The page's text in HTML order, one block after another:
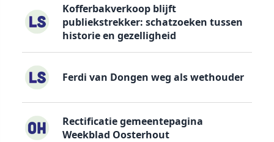
Kofferbakverkoop blijft
publiekstrekker: schatzoeken tussen
historie en gezelligheid
Ferdi van Dongen weg als wethouder
Rectificatie gemeentepagina
Weekblad Oosterhout